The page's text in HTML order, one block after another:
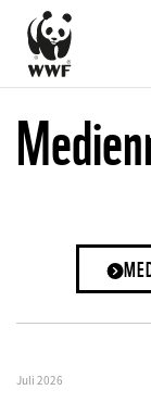
Direkt
zum
Inhalt
Juli 2026